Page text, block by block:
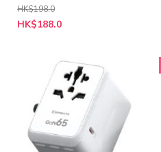
HK$198.0
特
殊
HK$188.0